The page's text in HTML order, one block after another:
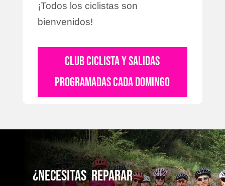
¡Todos los ciclistas son
bienvenidos!
CLUB CICLISTA Y SALIDAS
PROGRAMADAS CADA DOMINGO
¿NecesitaS reparaR